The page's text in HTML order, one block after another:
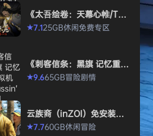
《太吾绘卷：天幕心帷/The
Scroll of Taiwu : Beyond
The Dom》免安装中文版
★7.125GB休闲免费专区
《刺客信条：黑旗 记忆重
置-虚拟机版/Assassin’s Cr
eed Black Flag Resynced
★9.665GB冒险剧情
云族裔（inZOI）免安装中
文版
★7.760GB休闲冒险